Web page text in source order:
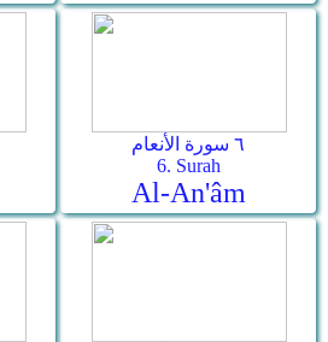
٦ سورة الأنعام
6. Surah
Al-An'âm